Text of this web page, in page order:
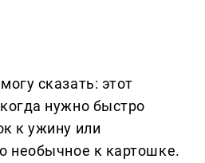
сказать: этот
нужно быстро
к ужину или
необычное к картошке.